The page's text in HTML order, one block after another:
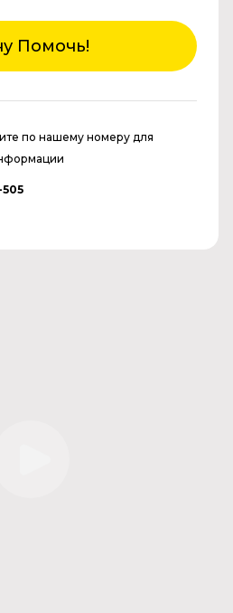
Помочь!
по нашему номеру для